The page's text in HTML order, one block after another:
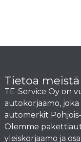
Tietoa meistä
TE-Service Oy on
autokorjaamo,
automerkit
Olemme
yleiskorjaamo ja